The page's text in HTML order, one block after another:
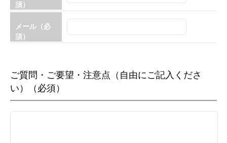
須）
メール（必
須）
ご質問・ご要望・注意点（自由にご記入くださ
い）（必須）